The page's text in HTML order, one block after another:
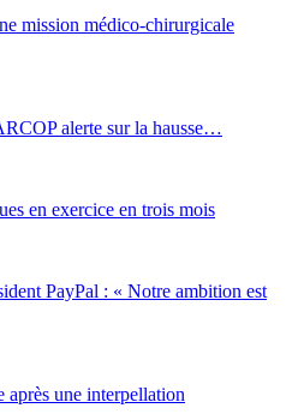
mission médico-chirurgicale
alerte sur la hausse…
en exercice en trois mois
PayPal : « Notre ambition est
après une interpellation